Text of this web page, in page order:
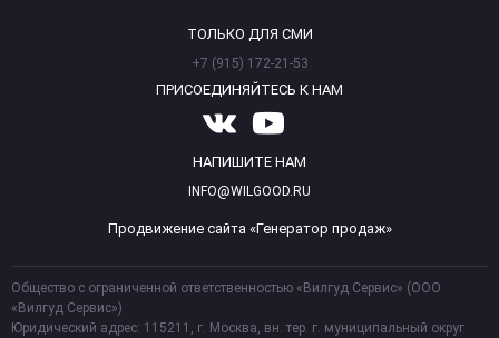
ТОЛЬКО ДЛЯ СМИ
+7 (915) 172-21-53
ПРИСОЕДИНЯЙТЕСЬ К НАМ
НАПИШИТЕ НАМ
INFO@WILGOOD.RU
Продвижение сайта «Генератор продаж»
Общество с ограниченной ответственностью «Вилгуд Сервис» (ООО
«Вилгуд Сервис»)
Юридический адрес: 115211, г. Москва, вн. тер. г. муниципальный округ